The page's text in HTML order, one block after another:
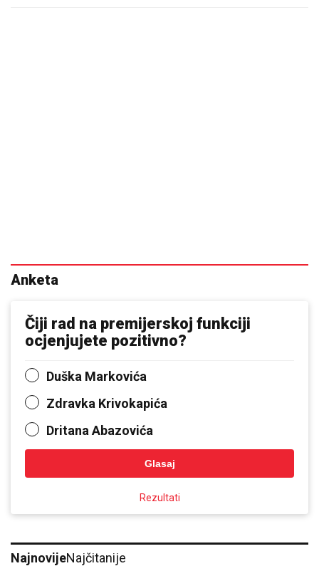
Anketa
Čiji rad na premijerskoj funkciji
ocjenjujete pozitivno?
Duška Markovića
Zdravka Krivokapića
Dritana Abazovića
Glasaj
Rezultati
NajnovijeNajčitanije